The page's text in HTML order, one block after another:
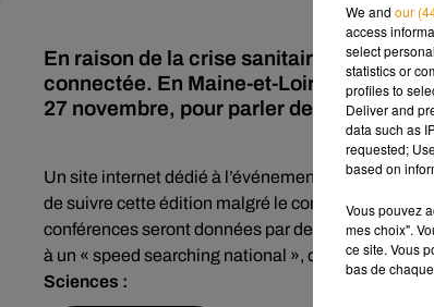
En raison de la crise sanitaire, la Nuit
connectée. En Maine-et-Loire, des
27 novembre, pour parler de leurs
Un site internet dédié à l’événement a été mis en
de suivre cette édition malgré le confinement.
conférences seront données par des chercheurs
à un « speed searching national », dès 18h.
Sciences :
We and our
access
select
statistics or
profiles to
Deliver and
data such as
requested;
based on
Vous pouvez
mes choix".
ce site. Vous
bas de